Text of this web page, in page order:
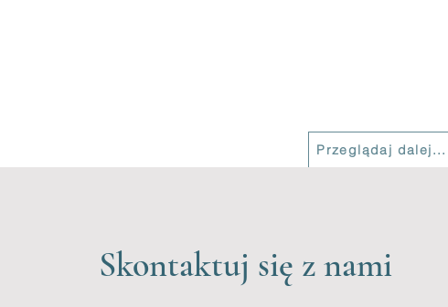
Przeglądaj dalej...
Skontaktuj się z nami